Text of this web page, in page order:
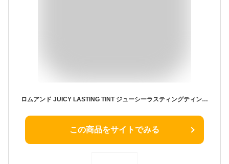
ロムアンド JUICY LASTING TINT ジューシーラスティングティント（送料無料）rom&nd メイク コスメ 化粧 口紅 唇 ティント リップ 韓国 韓国コスメ 韓コス リップメイク 落ちない リップティント ティント マット
この商品をサイトでみる